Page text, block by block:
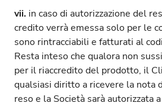
vii. in caso di autorizzazione del
credito verrà emessa solo per le
sono rintracciabili e fatturati al
Resta inteso che qualora non
per il riaccredito del prodotto, il
qualsiasi diritto a ricevere la nota
reso e la Società sarà autorizzata